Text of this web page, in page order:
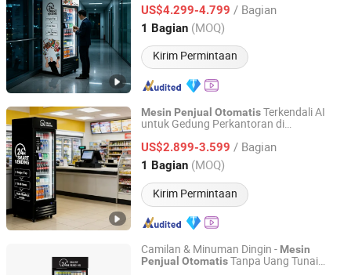
US$4.299-4.799 / Bagian
1 Bagian (MOQ)
Kirim Permintaan
Guangdong, China Harga mulai 2026
Mesin Penjual OtomatisTerkendali AI
untuk Gedung Perkantoran di
US$2.899-3.599 / Bagian
1 Bagian (MOQ)
Kirim Permintaan
Shenzhen Haha Zero Beast Technology Co., Ltd.
Guangdong, China Harga mulai 2026
Camilan & Minuman Dingin - Mesin
Penjual OtomatisTanpa Uang Tunai
Shenzhen Haha Zero Beast Technology Co., Ltd.